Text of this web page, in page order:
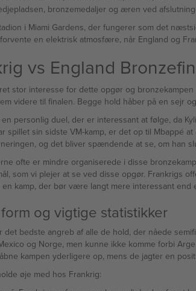
bronzemedaljer og æren ved
i Miami Gardens, der fungerer som det
en elektrisk atmosfære, når England og
vs England
interesse for dette opgør og bronzekampen mellem
videre til finalen. Begge hold håber på en sejr
personlig duel, der er interessant at følge, da
spillet sin sidste VM-kamp, er det op til Mbappé
og det bliver spændende at se, om han
ofte er mindre organiserede i disse
som vi plejer at se ved disse opgør. Frankrigs
kamp, der bør være langt mere interessant end
og vigtige statistikker
det bedste angreb af alle de hold, der nåede
og Norge, men kunne ikke komme forbi
kampen yderligere op, mens de jagter en
øje med hos Frankrig: